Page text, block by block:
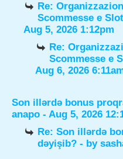
Re:
Scommesse e Slot
Aug 5, 2026 1:12pm
Re:
Scommesse e
Aug 6, 2026
Son illərdə bonus
anapo - Aug 5, 2026
Re: Son illərdə
dəyişib? - by